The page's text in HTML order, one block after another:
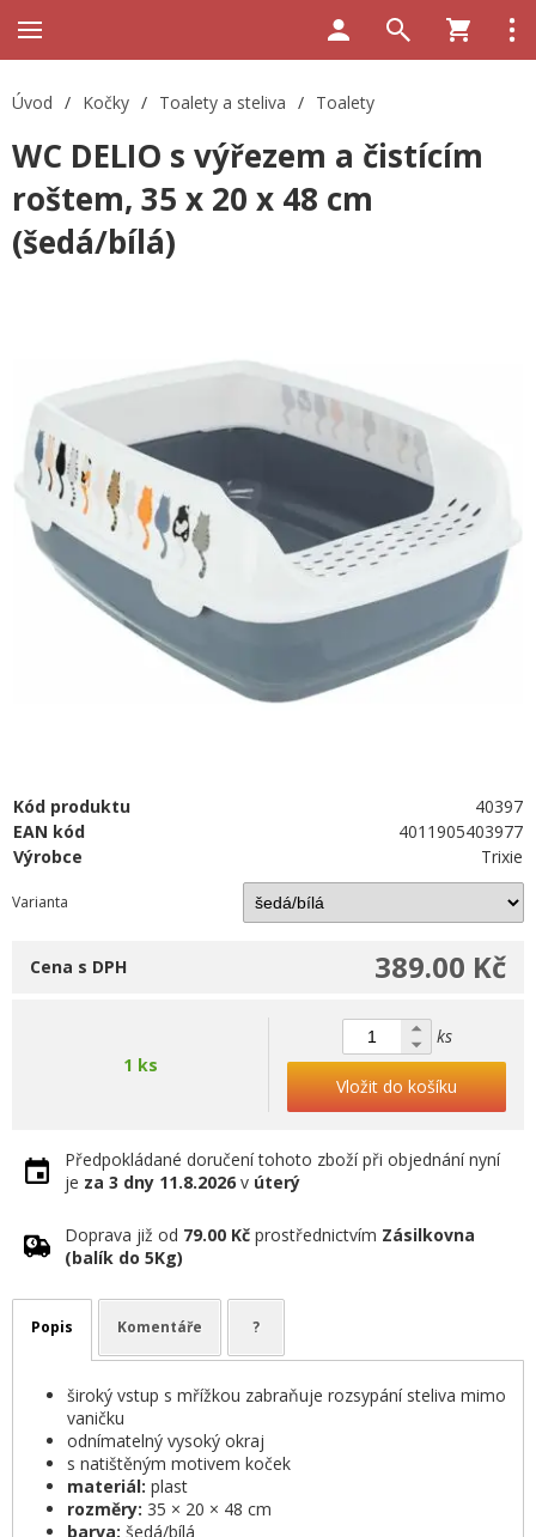
Úvod / Kočky / Toalety a steliva / Toalety
WC DELIO s výřezem a čistícím
roštem, 35 x 20 x 48 cm
(šedá/bílá)
Kód produktu
40397
EAN kód
4011905403977
Výrobce
Trixie
Varianta
389.00 Kč
Cena s DPH
1 ks
ks
Vložit do košíku
Předpokládané doručení tohoto zboží při objednání nyní
je za 3 dny 11.8.2026 v úterý
Doprava již od 79.00 Kč prostřednictvím Zásilkovna
(balík do 5Kg)
Popis Komentáře ?
široký vstup s mřížkou zabraňuje rozsypání steliva mimo
vaničku
odnímatelný vysoký okraj
s natištěným motivem koček
materiál: plast
rozměry: 35 × 20 × 48 cm
barva: šedá/bílá